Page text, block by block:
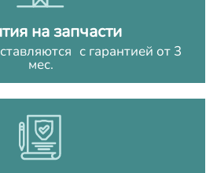
на запчасти
с гарантией от 3
мес.